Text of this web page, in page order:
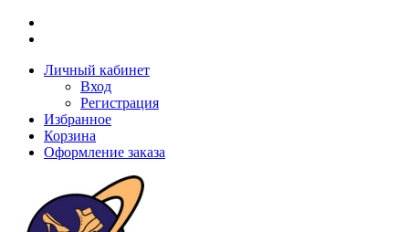
Личный кабинет
Вход
Регистрация
Избранное
Корзина
Оформление заказа